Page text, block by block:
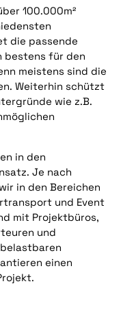
100.000m²
die passende
bestens für den
meistens sind die
Weiterhin schützt
wie z.B.
in den
Je nach
in den Bereichen
und Event
mit Projektbüros,
und
einen